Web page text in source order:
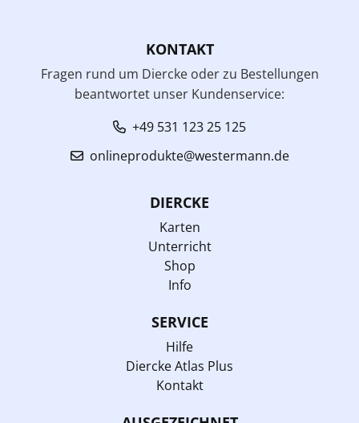
KONTAKT
Fragen rund um Diercke oder zu Bestellungen
beantwortet unser Kundenservice:
+49 531 123 25 125
onlineprodukte@westermann.de
DIERCKE
Karten
Unterricht
Shop
Info
SERVICE
Hilfe
Diercke Atlas Plus
Kontakt